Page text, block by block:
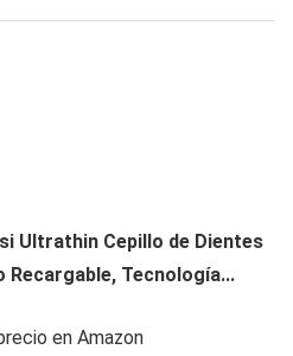
Ultrathin Cepillo de Dientes
Tecnología...
en Amazon